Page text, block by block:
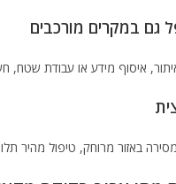
גם במקרים מורכבים
איסוף מידע או עבודת שטח,
באזור מרוחק, טיפול מהיר